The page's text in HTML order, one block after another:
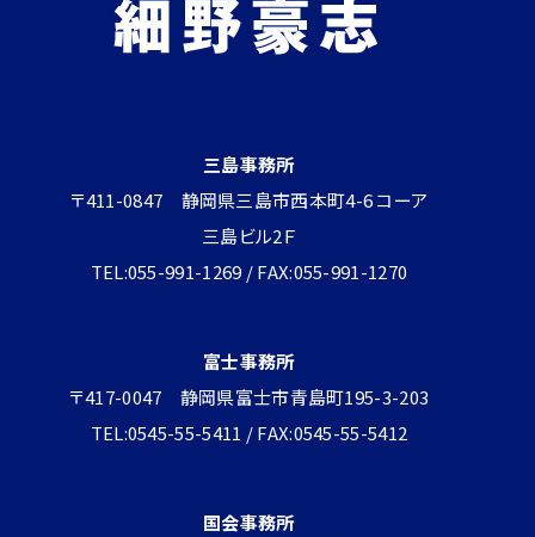
三島事務所
〒411-0847 静岡県三島市西本町4-6 コーア
三島ビル2Ｆ
TEL:055-991-1269 / FAX:055-991-1270
富士事務所
〒417-0047 静岡県富士市青島町195-3-203
TEL:0545-55-5411 / FAX:0545-55-5412
国会事務所